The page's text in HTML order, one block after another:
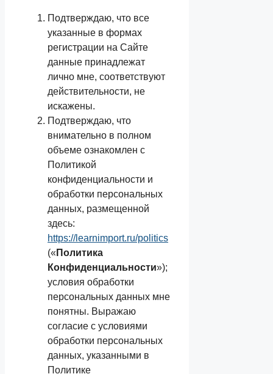
Подтверждаю, что все
указанные в формах
регистрации на Сайте
данные принадлежат
лично мне, соответствуют
действительности, не
искажены.
Подтверждаю, что
внимательно в полном
объеме ознакомлен с
Политикой
конфиденциальности и
обработки персональных
данных, размещенной
здесь:
https://learnimport.ru/politics
(« Политика
Конфиденциальности»);
условия обработки
персональных данных мне
понятны. Выражаю
согласие с условиями
обработки персональных
данных, указанными в
Политике